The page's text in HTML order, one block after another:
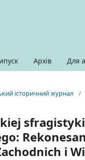
Архів Для
історичний журнал /
i